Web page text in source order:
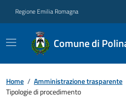
Regione Emilia Romagna
Comune di
Home / Amministrazione trasparente
Tipologie di procedimento